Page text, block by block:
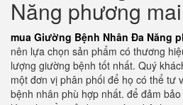
Năng phương
mua Giường Bệnh Nhân Đa Năng
nên lựa chọn sản phẩm có thương
lượng giường bệnh tốt nhất. Quý
một đơn vị phân phối để họ có thể tư
bệnh nhân phù hợp nhất. để đảm